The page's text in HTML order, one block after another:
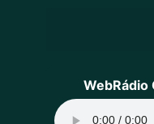
WebRádio